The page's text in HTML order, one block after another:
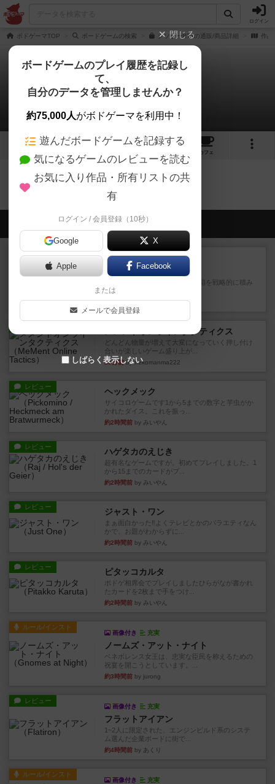
ログイン
ボドゲーマTOP ボードゲームの検索 クソゲーRTAの通販/商品詳細 作品
クソゲーRTA
0件のルール/インスト
1 2
カフェ
クソゲーRTAのトップに戻る
会員の新しい投稿
ルール/インスト
マーケットフレッシュ
目的あなたの店先に農産物の木箱を戦略的に積み
重ねて在庫を最大化し、競合...
4分前by jurong
メメントオンラインタクティクス
どんどん物量が増えて大変になっていく押し付け
合いが楽しいゲーム盛り上が...
25分前by nekomanma222
レビュー ヘックメック
サイコロゲームです1から5までの数字と芋虫がか
かれたダイス。これを振っ...
約2時間前 by みいやん
レビュー ハゲタカのえじき
超有名なゲームですが、初めてプレイしました。1
から15までのカードがプ...
約2時間前 by みいやん
レビュー ジャスト・ワン
まぁ面白かった‼️よくテレビとかのバラエティなん
かで、お題がわからずに...
約2時間前 by みいやん
レビュー ピタッコカルタ
ボドゲ相席会でプレイしましたひらがなが書かれ
たカードを2枚まで手をつけ...
約2時間前 by みいやん
ルール/インスト
画像付き 充実
ノームズ・アット・ナイト
ベネボレンス女王は、忠実な臣民を称えるための
祝宴を開こうとしています。...
約3時間前 by jurong
レビュー
画像付き 充実
フラットアイアン
1~2人に限定された、エンジンビルド系のシステ
ム選んだ企業ボードに街で...
約4時間前 by あくり
ルール/インスト
画像付き 充実
閉じる
ボードゲームのプレイ履歴を記録し
て、
自分のデータを管理しませんか？
約75,000人がボドゲーマを利用中！
遊んだボードゲームを記録する
気になるゲームのレビューを読む
お気に入り作品・所有リストの共
有
ログイン / 会員登録（10秒）
Google X
Apple Facebook
または
メールで会員登録
しばらく表示しない